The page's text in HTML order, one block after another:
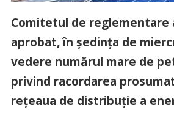
Comitetul de reglementare
aprobat, în şedinţa de
vedere numărul mare de
privind racordarea
reţeaua de distribuţie a